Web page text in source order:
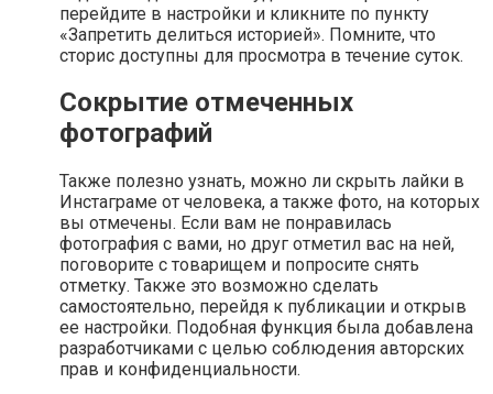
перейдите в настройки и кликните по пункту
«Запретить делиться историей». Помните, что
сторис доступны для просмотра в течение суток.
Сокрытие отмеченных
фотографий
Также полезно узнать, можно ли скрыть лайки в
Инстаграме от человека, а также фото, на которых
вы отмечены. Если вам не понравилась
фотография с вами, но друг отметил вас на ней,
поговорите с товарищем и попросите снять
отметку. Также это возможно сделать
самостоятельно, перейдя к публикации и открыв
ее настройки. Подобная функция была добавлена
разработчиками с целью соблюдения авторских
прав и конфиденциальности.